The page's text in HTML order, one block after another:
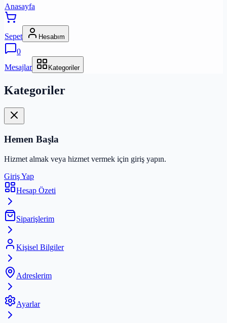
Anasayfa
Sepet Hesabım
0
Mesajlar
Kategoriler
Kategoriler
Hemen Başla
Hizmet almak veya hizmet vermek için giriş yapın.
Giriş Yap
Hesap Özeti
Siparişlerim
Kişisel Bilgiler
Adreslerim
Ayarlar